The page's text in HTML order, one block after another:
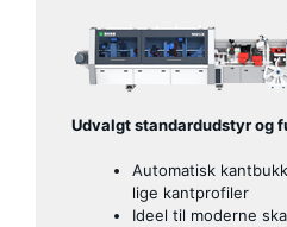
Udvalgt standardudstyr og
Automatisk
lige kantprofiler
Ideel til moderne